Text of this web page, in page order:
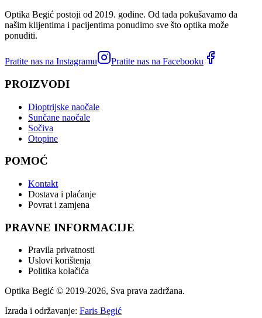
Optika Begić postoji od 2019. godine. Od tada pokušavamo da
našim klijentima i pacijentima ponudimo sve što optika može
ponuditi.
Pratite nas na Instagramu Pratite nas na Facebooku
PROIZVODI
Dioptrijske naočale
Sunčane naočale
Sočiva
Otopine
POMOĆ
Kontakt
Dostava i plaćanje
Povrat i zamjena
PRAVNE INFORMACIJE
Pravila privatnosti
Uslovi korištenja
Politika kolačića
Optika Begić © 2019-2026, Sva prava zadržana.
Izrada i održavanje: Faris Begić